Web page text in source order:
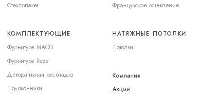
Стеклопакет
Французское остекление
КОМПЛЕКТУЮЩИЕ
Фурнитура MACO
Фурнитура Reze
Декоративная раскладка
Подоконники
НАТЯЖНЫЕ ПОТОЛКИ
Потолки
Компания
Акции